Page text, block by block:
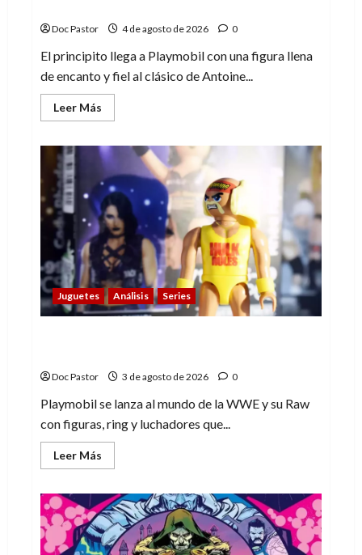
Doc Pastor 4 de agosto de 2026 0
El principito llega a Playmobil con una figura llena
de encanto y fiel al clásico de Antoine...
Leer Más
más
El
principito
de
Playmobil
conquista
con
su
sencillez
Juguetes Análisis Series
Doc Pastor 3 de agosto de 2026 0
Playmobil se lanza al mundo de la WWE y su Raw
con figuras, ring y luchadores que...
Leer Más
más
Playmobil
y
WWE
Raw:
primeras